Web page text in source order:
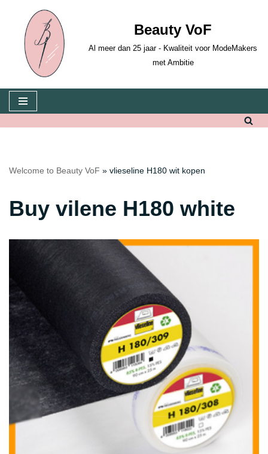
Skip
content
Beauty VoF
Al meer dan 25 jaar - Kwaliteit voor ModeMakers
met Ambitie
Welcome to Beauty VoF » vlieseline H180 wit kopen
Buy vilene H180 white